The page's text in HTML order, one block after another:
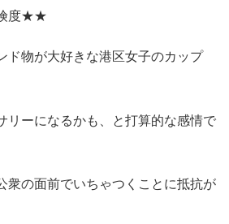
度★★
ド物が大好きな港区女子のカップ
リーになるかも、と打算的な感情で
衆の面前でいちゃつくことに抵抗が